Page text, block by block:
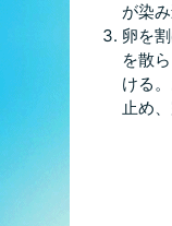
が染
卵を
を散
ける
止め